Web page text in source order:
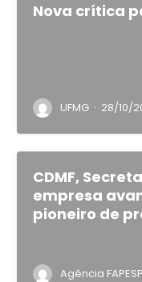
Nova crítica
UFMG · 28/10/
CDMF,
empresa
pioneiro de
Agência FAPESP